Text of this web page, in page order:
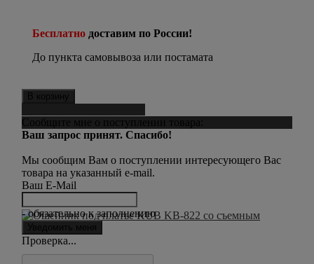
Бесплатно доставим по России!
До пункта самовывоза или постамата
В корзину
Сообщите мне о поступлении товара:
Ваш запрос принят. Спасибо!
Мы сообщим Вам о поступлении интересующего Вас
товара на указанный e-mail.
Ваш E-Mail
- обязательно к заполнению
Проверка...